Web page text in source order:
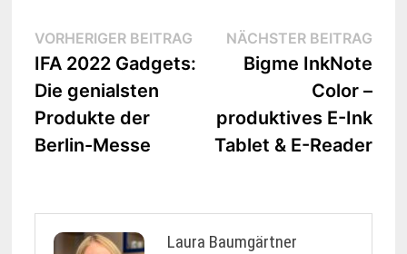
Beitrags-
Navigation
VORHERIGER BEITRAGVorheriger
Beitrag:
IFA 2022 Gadgets:
Die genialsten
Produkte der
Berlin-Messe
NÄCHSTER BEITRAG
Bigme InkNote
Color –
produktives E-Ink
Tablet & E-Reader
Laura Baumgärtner